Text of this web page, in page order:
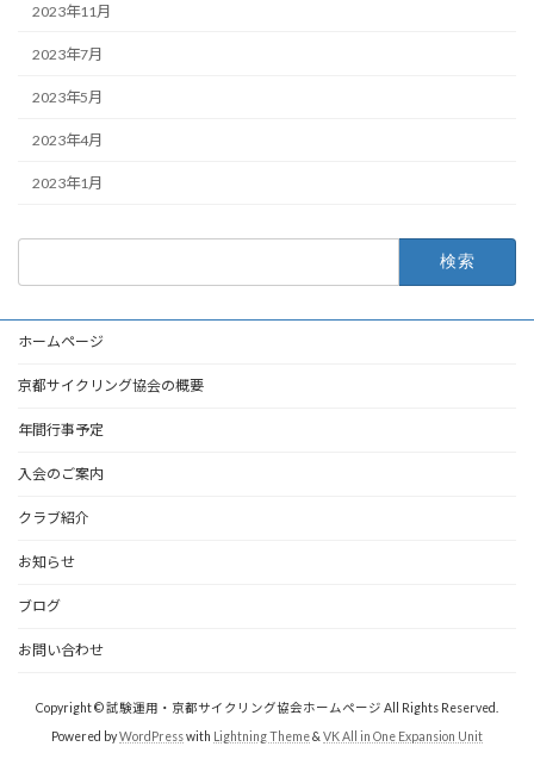
2023年11月
2023年7月
2023年5月
2023年4月
2023年1月
ホームページ
京都サイクリング協会の概要
年間行事予定
入会のご案内
クラブ紹介
お知らせ
ブログ
お問い合わせ
Copyright © 試験運用・京都サイクリング協会ホームページ All Rights Reserved.
Powered byWordPresswith Lightning Theme& VK All in One Expansion Unit